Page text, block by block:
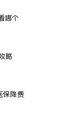
哪个
略
保降费